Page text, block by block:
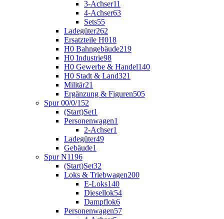
3-Achser11
4-Achser63
Sets55
Ladegüter262
Ersatzteile H018
H0 Bahngebäude219
H0 Industrie98
H0 Gewerbe & Handel140
H0 Stadt & Land321
Militär21
Ergänzung & Figuren505
Spur 00/0/1 52
(Start)Set1
Personenwagen1
2-Achser1
Ladegüter49
Gebäude1
Spur N1196
(Start)Set32
Loks & Triebwagen200
E-Loks140
Diesellok54
Dampflok6
Personenwagen57